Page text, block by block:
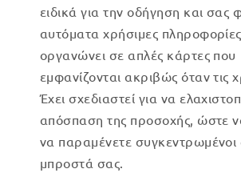
ειδικά για την οδήγηση και σας
αυτόματα χρήσιμες πληροφορίες
οργανώνει σε απλές κάρτες που
εμφανίζονται ακριβώς όταν τις
Έχει σχεδιαστεί για να
απόσπαση της προσοχής, ώστε
να παραμένετε
μπροστά σας.